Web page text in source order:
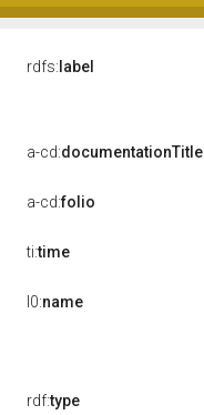
rdfs: label
a-cd:documentationTitle
a-cd:folio
ti:time
l0:name
rdf:type